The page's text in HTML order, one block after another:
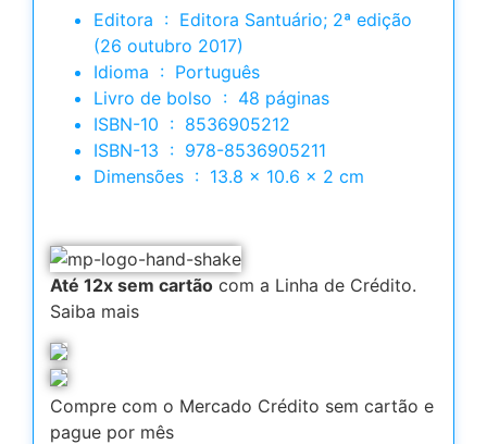
Editora ‏ : ‎ Editora Santuário; 2ª edição
(26 outubro 2017)
Idioma ‏ : ‎ Português
Livro de bolso ‏ : ‎ 48 páginas
ISBN-10 ‏ : ‎ 8536905212
ISBN-13 ‏ : ‎ 978-8536905211
Dimensões ‏ : ‎ 13.8 x 10.6 x 2 cm
Até 12x sem cartão com a Linha de Crédito.
Saiba mais
Compre com o Mercado Crédito sem cartão e
pague por mês